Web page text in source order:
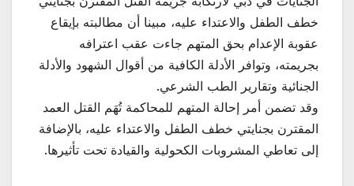
خطف الطفل والاعتداء عليه، مبينا أن مطالبته بإيقاع
عقوبة الإعدام بحق المتهم جاءت عقب اعترافه
بجريمته، وتوافر الأدلة الكافية من أقوال الشهود والأدلة
الجنائية وتقارير الطب الشرعي.
وقد تضمن أمر إحالة المتهم للمحاكمة تُهَم القتل العمد
المقترن بجنايتي خطف الطفل والاعتداء عليه، بالإضافة
إلى تعاطي المشروبات الكحولية والقيادة تحت تأثيرها.